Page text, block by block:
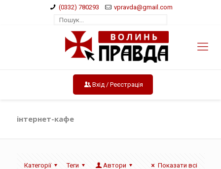
(0332) 780293 vpravda@gmail.com
Вхід / Реєстрація
інтернет-кафе
Категорії Теги Автори Показати всі